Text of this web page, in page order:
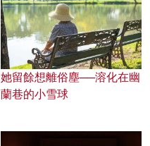
她留餘想離俗塵──溶化在幽
蘭巷的小雪球